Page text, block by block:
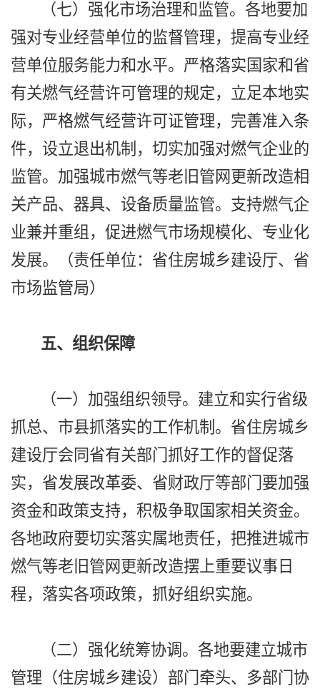
（七）强化市场治理和监管。各地要加
强对专业经营单位的监督管理，提高专业经
营单位服务能力和水平。严格落实国家和省
有关燃气经营许可管理的规定，立足本地实
际，严格燃气经营许可证管理，完善准入条
件，设立退出机制，切实加强对燃气企业的
监管。加强城市燃气等老旧管网更新改造相
关产品、器具、设备质量监管。支持燃气企
业兼并重组，促进燃气市场规模化、专业化
发展。（责任单位：省住房城乡建设厅、省
市场监管局）
五、组织保障
（一）加强组织领导。建立和实行省级
抓总、市县抓落实的工作机制。省住房城乡
建设厅会同省有关部门抓好工作的督促落
实，省发展改革委、省财政厅等部门要加强
资金和政策支持，积极争取国家相关资金。
各地政府要切实落实属地责任，把推进城市
燃气等老旧管网更新改造摆上重要议事日
程，落实各项政策，抓好组织实施。
（二）强化统筹协调。各地要建立城市
管理（住房城乡建设）部门牵头、多部门协